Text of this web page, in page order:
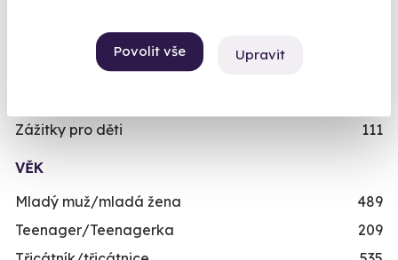
Povolit vše Upravit
rezervujte vy nebo obdarovaný později.
Již mám poukaz
Skupinové zážitky
Zážitky pro handicapované
Zážitky pro děti
111
VĚK
Mladý muž/mladá žena
489
Teenager/Teenagerka
209